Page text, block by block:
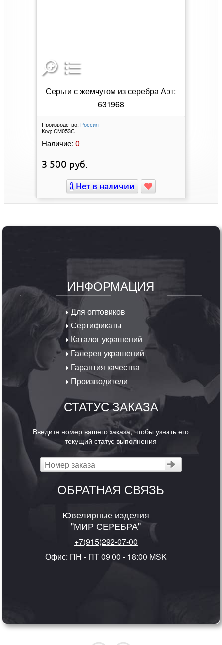
Серьги с жемчугом из серебра Арт:
631968
Производство: Россия
Код: СМ053С
Наличие: 0
3 500 руб.
Нет в наличии
ИНФОРМАЦИЯ
Для оптовиков
Сертификаты
Каталог украшений
Галерея украшений
Гарантия качества
Производители
СТАТУС ЗАКАЗА
Введите номер вашего заказа, чтобы узнать его
текущий статус выполнения
ОБРАТНАЯ СВЯЗЬ
Ювелирные изделия
"МИР СЕРЕБРА"
+7(915)292-07-00
Офис: ПН - ПТ 09:00 - 18:00 MSK